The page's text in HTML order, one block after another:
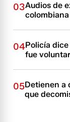
03Audios de
04Policía
fue
05Detienen a
que